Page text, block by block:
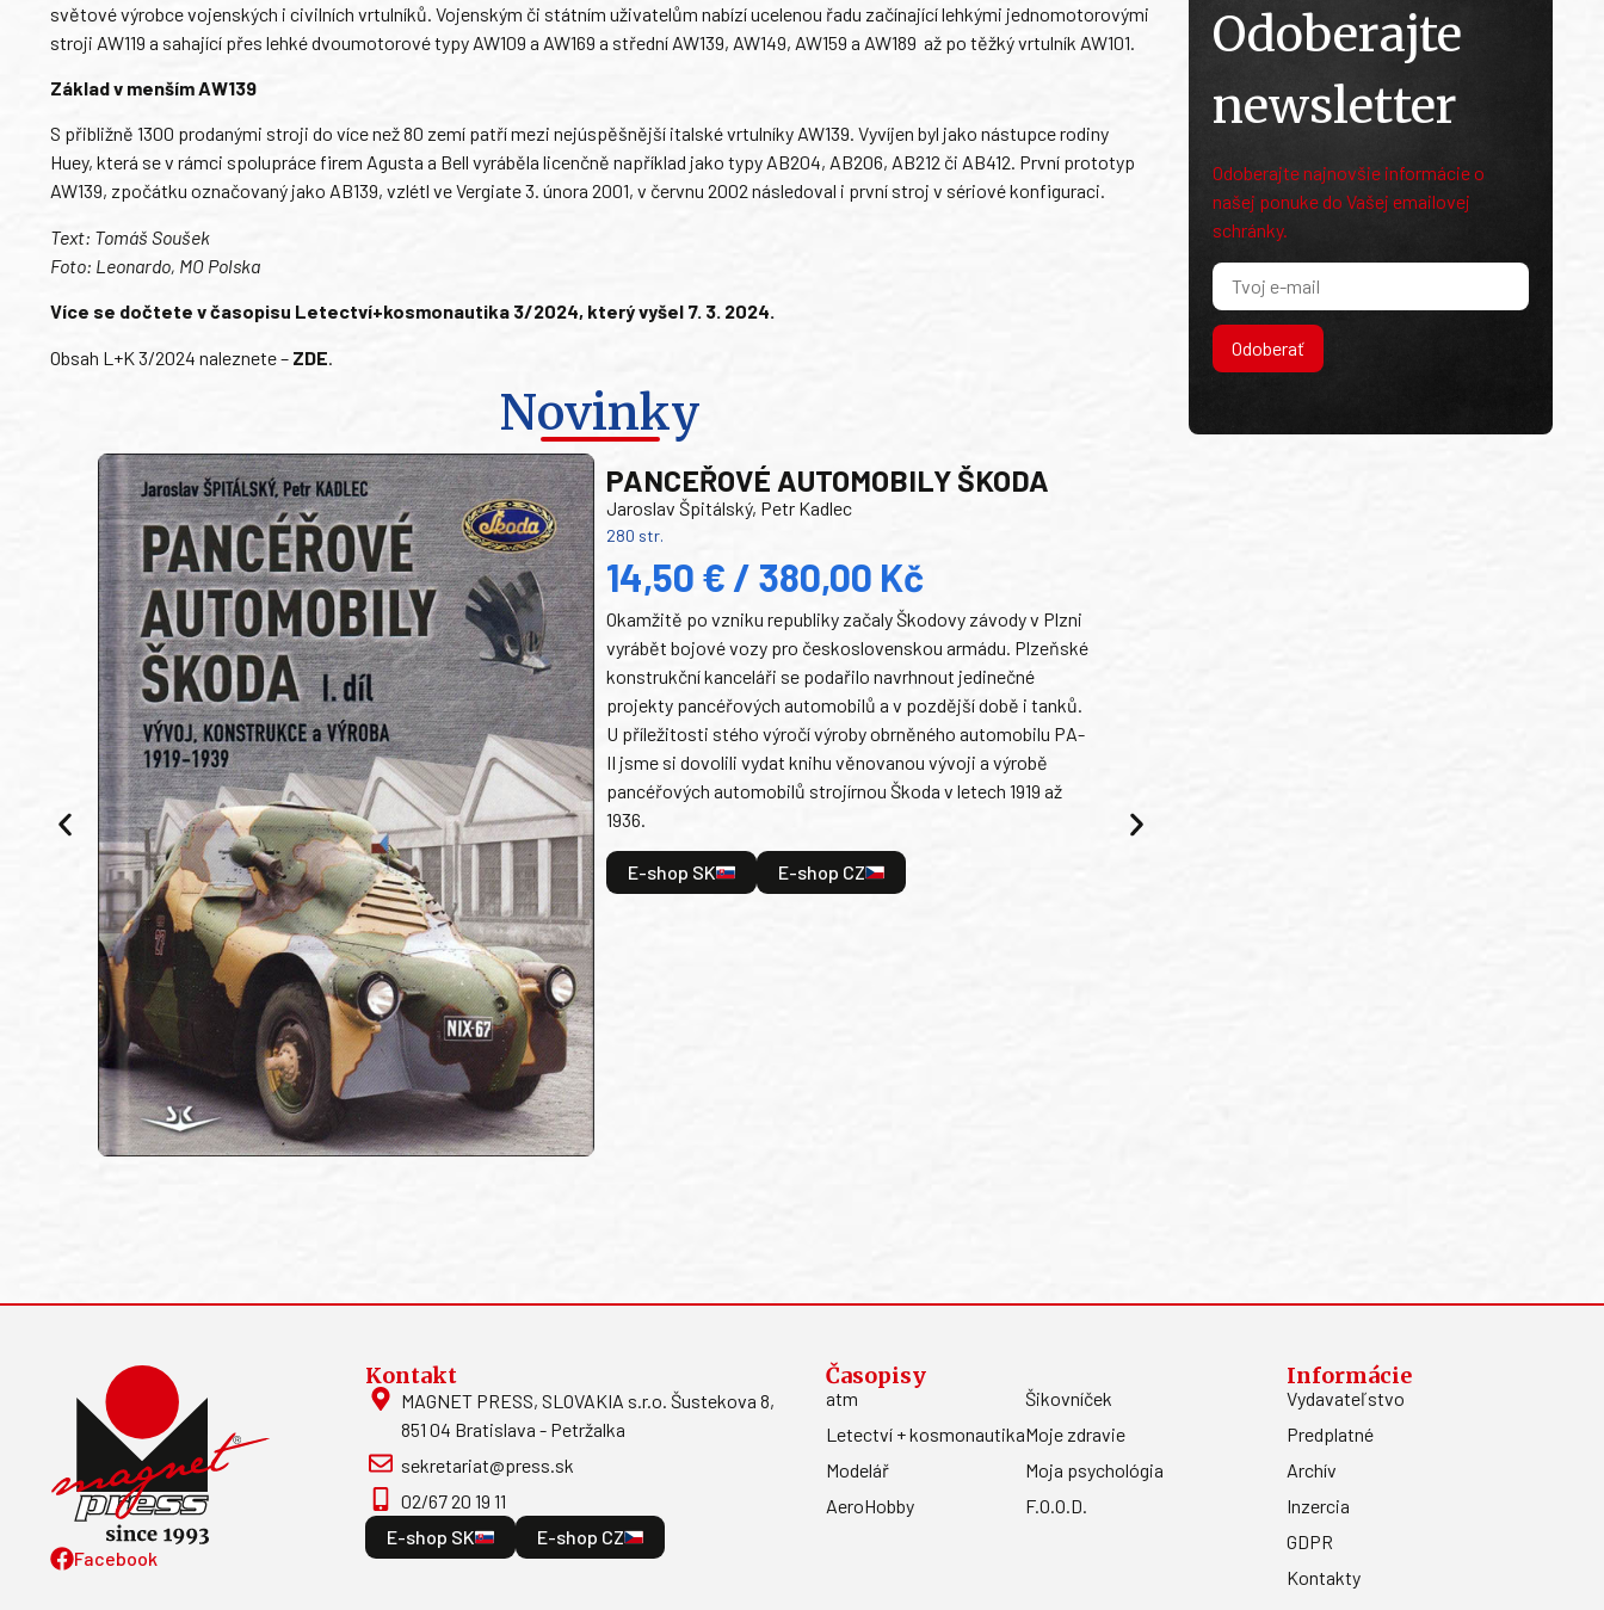
světové výrobce vojenských i civilních vrtulníků. Vojenským či státním uživatelům nabízí ucelenou řadu začínající lehkými jednomotorovými
stroji AW119 a sahající přes lehké dvoumotorové typy AW109 a AW169 a střední AW139, AW149, AW159 a AW189 až po těžký vrtulník AW101.
Základ v menším AW139
S přibližně 1300 prodanými stroji do více než 80 zemí patří mezi nejúspěšnější italské vrtulníky AW139. Vyvíjen byl jako nástupce rodiny
Huey, která se v rámci spolupráce firem Agusta a Bell vyráběla licenčně například jako typy AB204, AB206, AB212 či AB412. První prototyp
AW139, zpočátku označovaný jako AB139, vzlétl ve Vergiate 3. února 2001, v červnu 2002 následoval i první stroj v sériové konfiguraci.
Text: Tomáš Soušek
Foto: Leonardo, MO Polska
Více se dočtete v časopisu Letectví+kosmonautika 3/2024, který vyšel 7. 3. 2024.
Obsah L+K 3/2024 naleznete – ZDE
Novinky
PANCEŘOVÉ AUTOMOBILY ŠKODA
Jaroslav Špitálský, Petr Kadlec
280 str.
14,50 € / 380,00 Kč
Okamžitě po vzniku republiky začaly Škodovy závody v Plzni
vyrábět bojové vozy pro československou armádu. Plzeňské
konstrukční kanceláři se podařilo navrhnout jedinečné
projekty pancéřových automobilů a v pozdější době i tanků.
U příležitosti stého výročí výroby obrněného automobilu PA-
II jsme si dovolili vydat knihu věnovanou vývoji a výrobě
pancéřových automobilů strojírnou Škoda v letech 1919 až
1936.
E-shop SK E-shop CZ
Odoberajte
newsletter
Odoberajte najnovšie informácie o
našej ponuke do Vašej emailovej
schránky.
Odoberať
Facebook
Kontakt
MAGNET PRESS, SLOVAKIA s.r.o. Šustekova 8,
851 04 Bratislava - Petržalka
sekretariat@press.sk
02/67 20 19 11
E-shop SK
E-shop CZ
Časopisy
atm
Letectví + kosmonautika
Modelář
AeroHobby
Šikovníček
Moje zdravie
Moja psychológia
F.O.O.D.
Informácie
Vydavateľstvo
Predplatné
Archív
Inzercia
GDPR
Kontakty